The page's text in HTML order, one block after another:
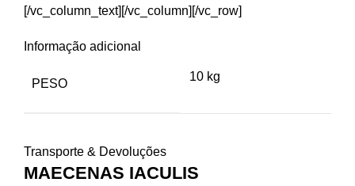
[/vc_column_text][/vc_column][/vc_row]
Informação adicional
PESO
10 kg
Transporte & Devoluções
MAECENAS IACULIS